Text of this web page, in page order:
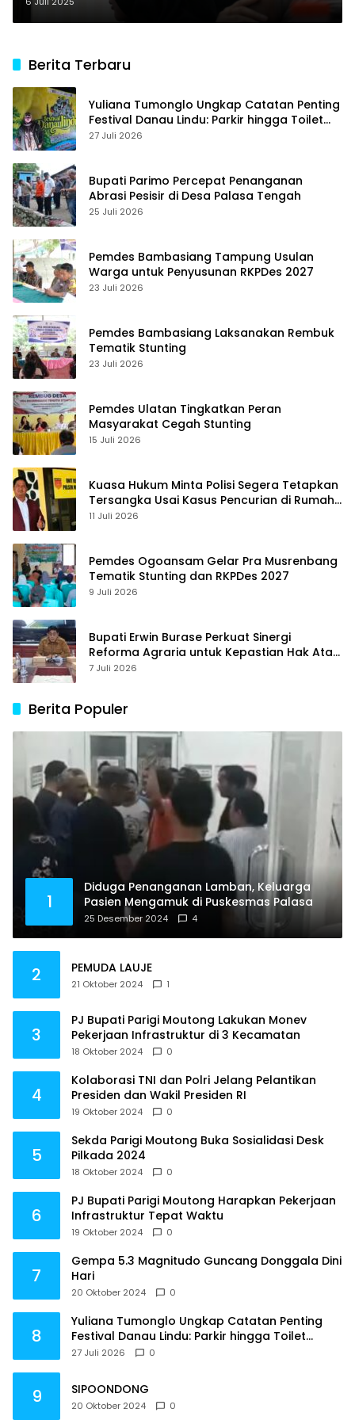
Berita Terbaru
Yuliana Tumonglo Ungkap Catatan Penting
Festival Danau Lindu: Parkir hingga Toilet
Harus Jadi Prioritas
27 Juli 2026
Bupati Parimo Percepat Penanganan
Abrasi Pesisir di Desa Palasa Tengah
25 Juli 2026
Pemdes Bambasiang Tampung Usulan
Warga untuk Penyusunan RKPDes 2027
23 Juli 2026
Pemdes Bambasiang Laksanakan Rembuk
Tematik Stunting
23 Juli 2026
Pemdes Ulatan Tingkatkan Peran
Masyarakat Cegah Stunting
15 Juli 2026
Kuasa Hukum Minta Polisi Segera Tetapkan
Tersangka Usai Kasus Pencurian di Rumah
Anggota Dewan Bantul di Sigi Naik
11 Juli 2026
Pemdes Ogoansam Gelar Pra Musrenbang
Tematik Stunting dan RKPDes 2027
9 Juli 2026
Bupati Erwin Burase Perkuat Sinergi
Reforma Agraria untuk Kepastian Hak Atas
Tanah bagi Masyarakat
7 Juli 2026
Berita Populer
1
Diduga Penanganan Lamban, Keluarga
Pasien Mengamuk di Puskesmas Palasa
25 Desember 2024 4
2 PEMUDA LAUJE
21 Oktober 2024 1
3
PJ Bupati Parigi Moutong Lakukan Monev
Pekerjaan Infrastruktur di 3 Kecamatan
18 Oktober 2024 0
4
Kolaborasi TNI dan Polri Jelang Pelantikan
Presiden dan Wakil Presiden RI
19 Oktober 2024 0
5
Sekda Parigi Moutong Buka Sosialidasi Desk
Pilkada 2024
18 Oktober 2024 0
6
PJ Bupati Parigi Moutong Harapkan Pekerjaan
Infrastruktur Tepat Waktu
19 Oktober 2024 0
7
Gempa 5.3 Magnitudo Guncang Donggala Dini
Hari
20 Oktober 2024 0
8
Yuliana Tumonglo Ungkap Catatan Penting
Festival Danau Lindu: Parkir hingga Toilet
Harus Jadi Prioritas
27 Juli 2026 0
9 SIPOONDONG
20 Oktober 2024 0